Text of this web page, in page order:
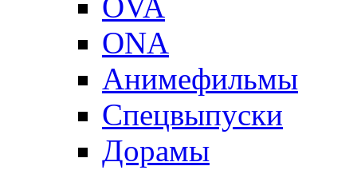
ONA
Анимефильмы
Спецвыпуски
Дорамы